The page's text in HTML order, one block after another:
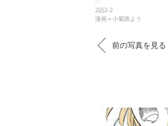
2話2-2
漫画＝小菊路よう
前の写真を見る